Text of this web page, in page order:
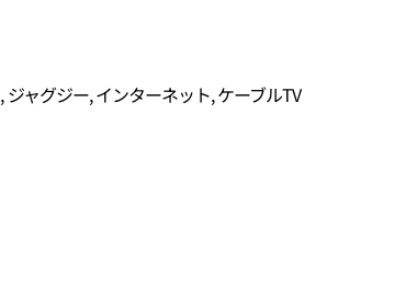
ャグジー, インターネット, ケーブルTV